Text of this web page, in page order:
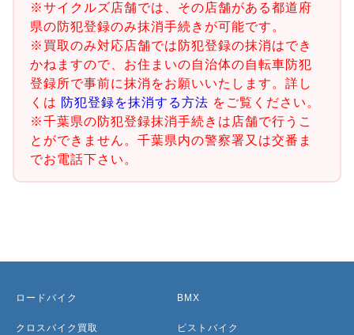
※サイクルズ店舗では、その店舗がある都道府
県の防犯登録のみ抹消手続きが可能です。
※買取のみ対応店舗では防犯登録の抹消はでき
かねますので、お住まいの自治体の自転車防犯
登録所で事前に抹消をお願いいたします。詳し
くは 防犯登録を抹消する方法 をご覧ください。
※千葉県の防犯登録抹消手続きは店舗で行うこ
とができません。千葉県内の警察署又は交番ま
でお電話下さい。
ロードバイク
クロスバイク買取
BMX
ピストバイク